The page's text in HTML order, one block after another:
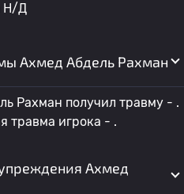
Н/Д
Ахмед Абдель Рахман
Рахман получил травму - .
травма игрока - .
Ахмед